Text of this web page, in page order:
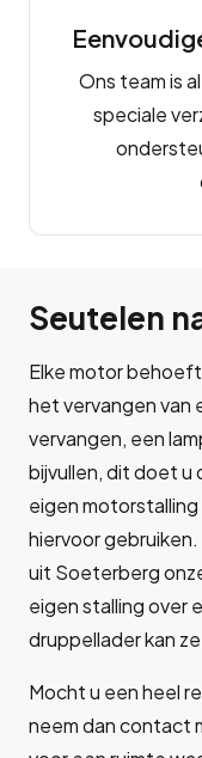
Ons team is
speciale
Seutelen
Elke motor
het vervangen van
vervangen, een
bijvullen, dit doet u
eigen motorstalling
hiervoor
uit Soeterberg
eigen stalling over
druppellader kan
Mocht u een heel
neem dan contact